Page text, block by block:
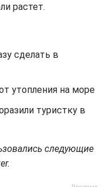
растет.
сделать в
утопления на море
туристку в
следующие